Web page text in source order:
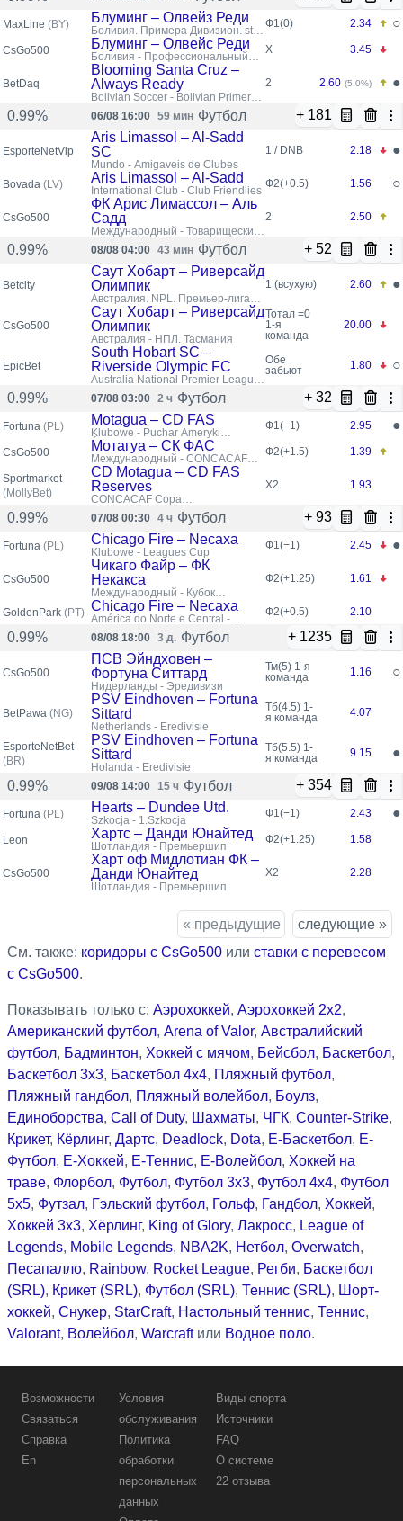
MaxLine (BY) Блуминг – Олвейз Реди
Боливия. Примера Дивизион. stq
pr cu
Ф1(0) 2.34 ○
CsGo500 Блуминг – Олвейс Реди
Боливия - Профессиональный
Дивизион
X 3.45
BetDaq
Blooming Santa Cruz –
Always Ready
Bolivian Soccer - Bolivian Primera
2 2.60 (5.0%) ●
0.99% 06/08 16:00 59 мин Футбол + 181
EsporteNetVip
Aris Limassol – Al-Sadd
SC
Mundo - Amigaveis de Clubes
1 / DNB 2.18 ●
Bovada (LV) Aris Limassol – Al-Sadd
International Club - Club Friendlies
Ф2(+0.5) 1.56 ○
CsGo500
ФК Арис Лимассол – Аль
Садд
Международный - Товарищеские
2 2.50
0.99% 08/08 04:00 43 мин Футбол + 52
Betcity
Саут Хобарт – Риверсайд
Олимпик
Австралия. NPL. Премьер-лига
Тасмании
1 (всухую) 2.60 ●
CsGo500
Саут Хобарт – Риверсайд
Олимпик
Австралия - НПЛ. Тасмания
Тотал =0
1-я
команда
20.00
EpicBet
South Hobart SC –
Riverside Olympic FC
Australia National Premier League
Обе
забьют
1.80 ○
0.99% 07/08 03:00 2 ч Футбол + 32
Fortuna (PL) Motagua – CD FAS
Klubowe - Puchar Ameryki
Środkowej CONCACAF
Ф1(−1) 2.95 ●
CsGo500 Мотагуа – СК ФАС
Международный - CONCACAF
Central American Cup
Ф2(+1.5) 1.39
Sportmarket
(MollyBet)
CD Motagua – CD FAS
Reserves
CONCACAF Copa
X2 1.93
0.99% 07/08 00:30 4 ч Футбол + 93
Fortuna (PL) Chicago Fire – Necaxa
Klubowe - Leagues Cup
Ф1(−1) 2.45 ●
CsGo500
Чикаго Файр – ФК
Некакса
Международный - Кубок
Североамериканских Лиг
Ф2(+1.25) 1.61
GoldenPark (PT) Chicago Fire – Necaxa
América do Norte e Central -
Leagues Cup (MLS-MX)
Ф2(+0.5) 2.10
0.99% 08/08 18:00 3 д. Футбол + 1235
CsGo500
ПСВ Эйндховен –
Фортуна Ситтард
Нидерланды - Эредивизи
Тм(5) 1-я
команда
1.16 ○
BetPawa (NG)
PSV Eindhoven – Fortuna
Sittard
Netherlands - Eredivisie
Тб(4.5) 1-
я команда
4.07
EsporteNetBet
(BR)
PSV Eindhoven – Fortuna
Sittard
Holanda - Eredivisie
Тб(5.5) 1-
я команда
9.15 ●
0.99% 09/08 14:00 15 ч Футбол + 354
Fortuna (PL) Hearts – Dundee Utd.
Szkocja - 1.Szkocja
Ф1(−1) 2.43 ●
Leon Хартс – Данди Юнайтед
Шотландия - Премьершип
Ф2(+1.25) 1.58
CsGo500
Харт оф Мидлотиан ФК –
Данди Юнайтед
Шотландия - Премьершип
X2 2.28
« предыдущие
следующие »
См. также: коридоры с CsGo500 или ставки с перевесом
с CsGo500.
Показывать только с: Аэрохоккей, Аэрохоккей 2x2,
Американский футбол, Arena of Valor, Австралийский
футбол, Бадминтон, Хоккей с мячом, Бейсбол, Баскетбол,
Баскетбол 3x3, Баскетбол 4x4, Пляжный футбол,
Пляжный гандбол, Пляжный волейбол, Боулз,
Единоборства, Call of Duty, Шахматы, ЧГК, Counter-Strike,
Крикет, Кёрлинг, Дартс, Deadlock, Dota, Е-Баскетбол, Е-
Футбол, Е-Хоккей, Е-Теннис, Е-Волейбол, Хоккей на
траве, Флорбол, Футбол, Футбол 3x3, Футбол 4x4, Футбол
5x5, Футзал, Гэльский футбол, Гольф, Гандбол, Хоккей,
Хоккей 3x3, Хёрлинг, King of Glory, Лакросс, League of
Legends, Mobile Legends, NBA2K, Нетбол, Overwatch,
Песапалло, Rainbow, Rocket League, Регби, Баскетбол
(SRL), Крикет (SRL), Футбол (SRL), Теннис (SRL), Шорт-
хоккей, Снукер, StarCraft, Настольный теннис, Теннис,
Valorant, Волейбол, Warcraftили Водное поло.
Возможности
Связаться
Справка
En
Условия
обслуживания
Политика
обработки
персональных
данных
Виды спорта
Источники
FAQ
О системе
22 отзыва